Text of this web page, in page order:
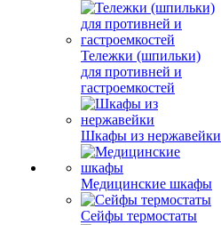
Тележки (шпильки)
для противней и
гастроемкостей
Шкафы из нержавейки
Медицинские шкафы
Сейфы термостаты